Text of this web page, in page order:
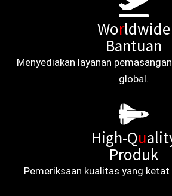
Worldwide
Bantuan
Menyediakan layanan
global.
High-Qu
Produk
Pemeriksaan kualitas yang ketat